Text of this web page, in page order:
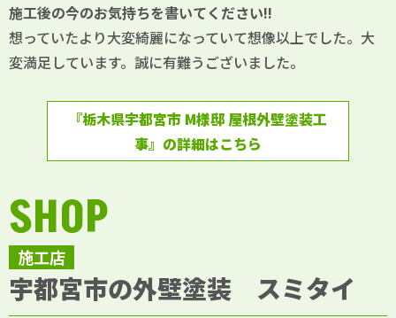
施工後の今のお気持ちを書いてください!!
想っていたより大変綺麗になっていて想像以上でした。大
変満足しています。誠に有難うございました。
『栃木県宇都宮市 M様邸 屋根外壁塗装工
事』の詳細はこちら
施工店
SHOP
宇都宮市の外壁塗装 スミタイ